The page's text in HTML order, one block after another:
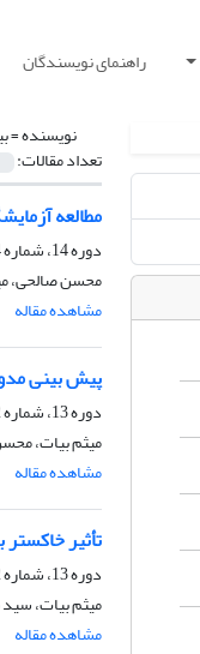
راهنمای نویسندگان
نویسنده =
تعداد مقالات:
مطالعه
دوره 14، شماره 4، زمستان 1400، صفحه
محسن صالحی،
مشاهده مقاله
پیش بینی
دوره 13، شماره 2، تابستان 1399، صفحه
میثم بیات،
مشاهده مقاله
تأثیر
دوره 13، شماره 2، تابستان 1399، صفحه
میثم بیات،
مشاهده مقاله